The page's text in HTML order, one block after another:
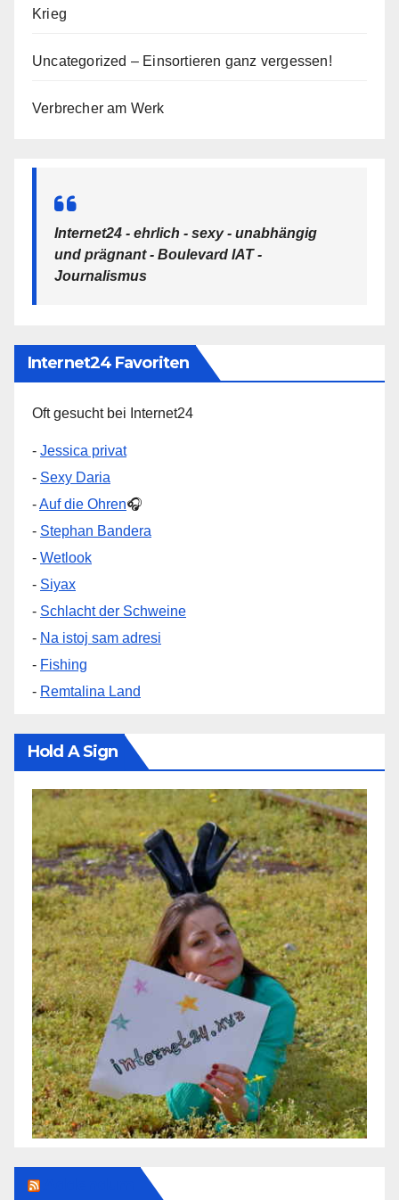
Krieg
Uncategorized – Einsortieren ganz vergessen!
Verbrecher am Werk
Internet24 - ehrlich - sexy - unabhängig
und prägnant - Boulevard IAT -
Journalismus
Internet24 Favoriten
Oft gesucht bei Internet24
- Jessica privat
- Sexy Daria
-Auf die Ohren🎧
- Stephan Bandera
- Wetlook
- Siyax
- Schlacht der Schweine
- Na istoj sam adresi
- Fishing
- Remtalina Land
Hold A Sign